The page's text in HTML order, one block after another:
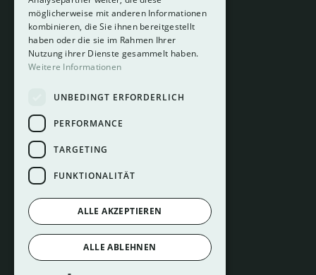
About
Hotelberatung
Mediadaten
Instagram
LinkedIn
Impressum
Datenschutz
möglicherweise mit anderen Informationen
kombinieren, die Sie ihnen bereitgestellt
haben oder die sie im Rahmen Ihrer
Nutzung ihrer Dienste gesammelt haben.
Weitere Informationen
UNBEDINGT ERFORDERLICH
PERFORMANCE
TARGETING
FUNKTIONALITÄT
ALLE AKZEPTIEREN
ALLE ABLEHNEN